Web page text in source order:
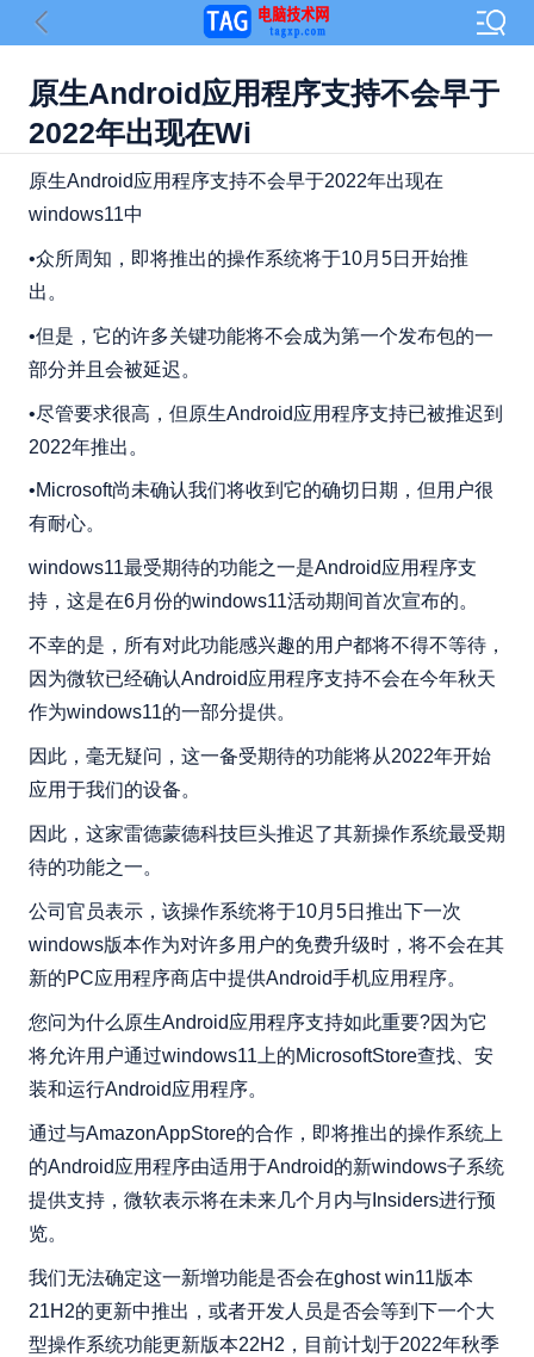
原生Android应用程序支持不会早于
2022年出现在Wi
原生Android应用程序支持不会早于2022年出现在
windows11中
•众所周知，即将推出的操作系统将于10月5日开始推
出。
•但是，它的许多关键功能将不会成为第一个发布包的一
部分并且会被延迟。
•尽管要求很高，但原生Android应用程序支持已被推迟到
2022年推出。
•Microsoft尚未确认我们将收到它的确切日期，但用户很
有耐心。
windows11最受期待的功能之一是Android应用程序支
持，这是在6月份的windows11活动期间首次宣布的。
不幸的是，所有对此功能感兴趣的用户都将不得不等待，
因为微软已经确认Android应用程序支持不会在今年秋天
作为windows11的一部分提供。
因此，毫无疑问，这一备受期待的功能将从2022年开始
应用于我们的设备。
因此，这家雷德蒙德科技巨头推迟了其新操作系统最受期
待的功能之一。
公司官员表示，该操作系统将于10月5日推出下一次
windows版本作为对许多用户的免费升级时，将不会在其
新的PC应用程序商店中提供Android手机应用程序。
您问为什么原生Android应用程序支持如此重要?因为它
将允许用户通过windows11上的MicrosoftStore查找、安
装和运行Android应用程序。
通过与AmazonAppStore的合作，即将推出的操作系统上
的Android应用程序由适用于Android的新windows子系统
提供支持，微软表示将在未来几个月内与Insiders进行预
览。
我们无法确定这一新增功能是否会在ghost win11版本
21H2的更新中推出，或者开发人员是否会等到下一个大
型操作系统功能更新版本22H2，目前计划于2022年秋季